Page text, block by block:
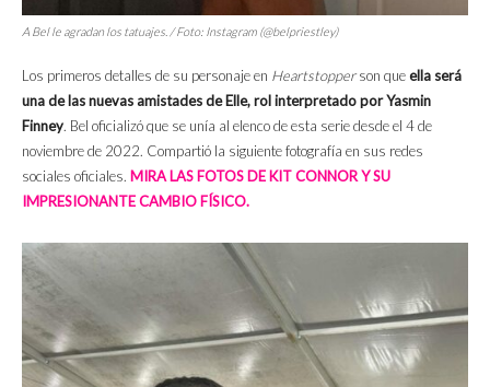
A Bel le agradan los tatuajes. / Foto: Instagram (@belpriestley)
Los primeros detalles de su personaje en Heartstopperson queella será
una de las nuevas amistades de Elle, rol interpretado por Yasmin
Finney. Bel oficializó que se unía al elenco de esta serie desde el 4 de
noviembre de 2022. Compartió la siguiente fotografía en sus redes
sociales oficiales. MIRA LAS FOTOS DE KIT CONNOR Y SU
IMPRESIONANTE CAMBIO FÍSICO.